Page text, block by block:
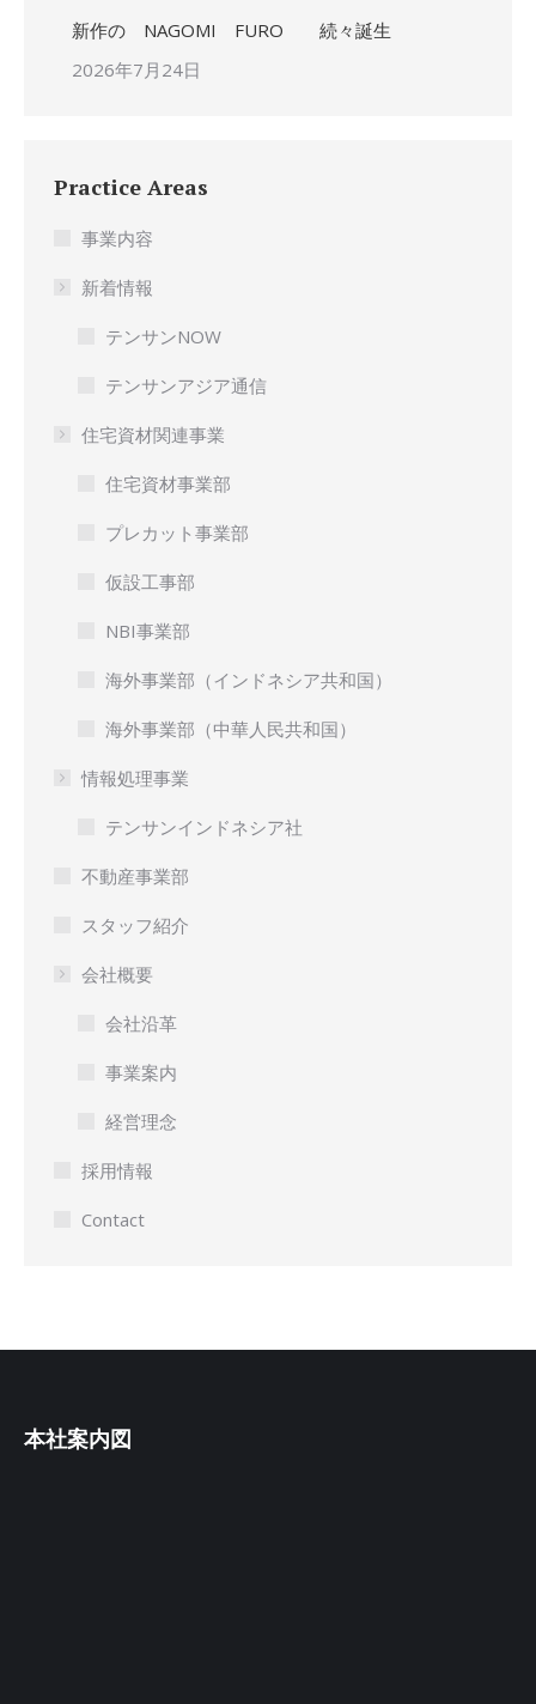
新作の NAGOMI FURO 続々誕生
2026年7月24日
Practice Areas
事業内容
新着情報
テンサンNOW
テンサンアジア通信
住宅資材関連事業
住宅資材事業部
プレカット事業部
仮設工事部
NBI事業部
海外事業部（インドネシア共和国）
海外事業部（中華人民共和国）
情報処理事業
テンサンインドネシア社
不動産事業部
スタッフ紹介
会社概要
会社沿革
事業案内
経営理念
採用情報
Contact
本社案内図